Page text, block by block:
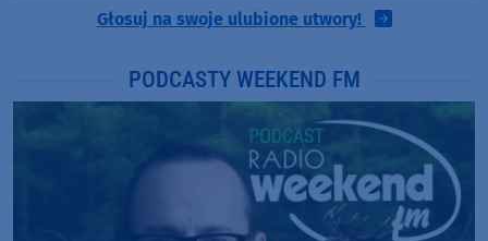
Głosuj na swoje ulubione utwory!
PODCASTY WEEKEND FM